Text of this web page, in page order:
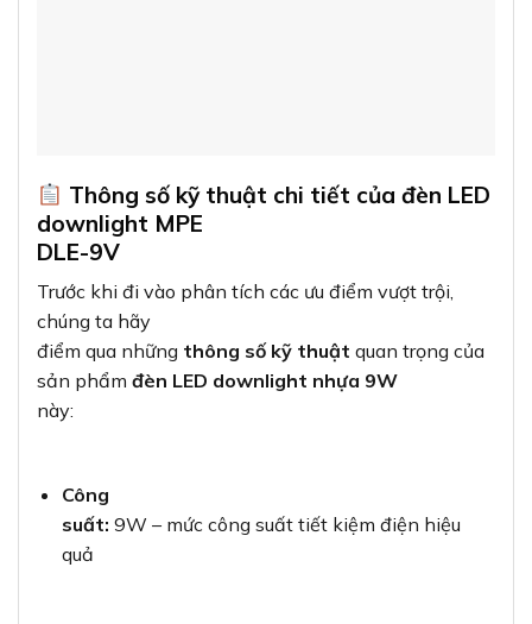
Thông số kỹ thuật chi tiết của đèn LED
downlight MPE
DLE-9V
Trước khi đi vào phân tích các ưu điểm vượt trội,
chúng ta hãy
điểm qua những thông số kỹ thuật quan trọng của
sản phẩm đèn LED downlight nhựa 9W
này:
Công
suất: 9W – mức công suất tiết kiệm điện hiệu
quả